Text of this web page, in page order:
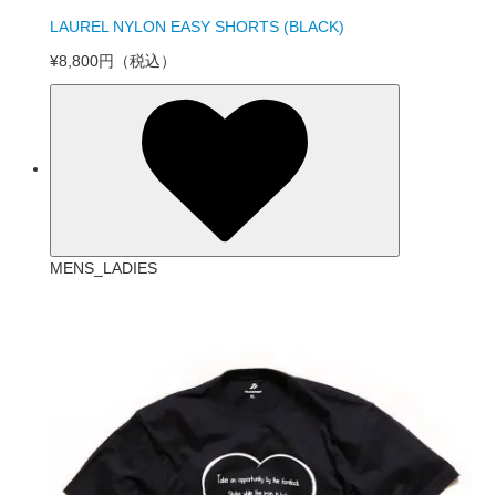
LAUREL NYLON EASY SHORTS (BLACK)
¥8,800円
（税込）
MENS_LADIES